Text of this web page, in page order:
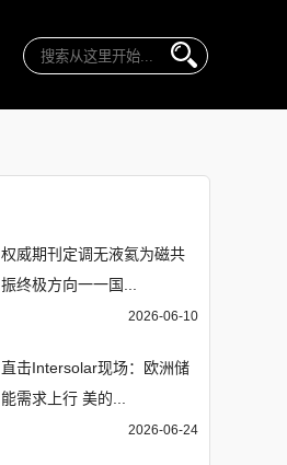
权威期刊定调无液氦为磁共
振终极方向一一国...
2026-06-10
直击Intersolar现场：欧洲储
能需求上行 美的...
2026-06-24